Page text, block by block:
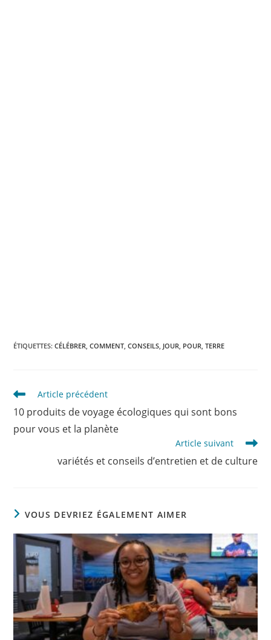
ÉTIQUETTES:CÉLÉBRER COMMENT CONSEILS JOUR POUR TERRE
Read
articles
Article précédent
10 produits de voyage écologiques qui sont bons
pour vous et la planète
Article suivant
variétés et conseils d’entretien et de culture
VOUS DEVRIEZ ÉGALEMENT AIMER